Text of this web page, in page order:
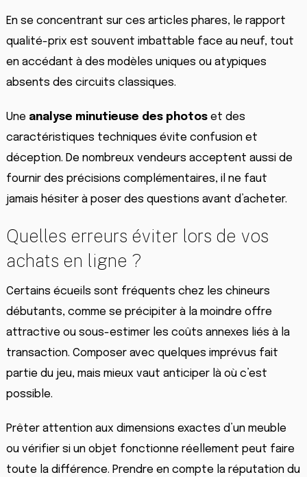
En se concentrant sur ces articles phares, le rapport
qualité-prix est souvent imbattable face au neuf, tout
en accédant à des modèles uniques ou atypiques
absents des circuits classiques.
Une analyse minutieuse des photoset des
caractéristiques techniques évite confusion et
déception. De nombreux vendeurs acceptent aussi de
fournir des précisions complémentaires, il ne faut
jamais hésiter à poser des questions avant d’acheter.
Quelles erreurs éviter lors de vos
achats en ligne ?
Certains écueils sont fréquents chez les chineurs
débutants, comme se précipiter à la moindre offre
attractive ou sous-estimer les coûts annexes liés à la
transaction. Composer avec quelques imprévus fait
partie du jeu, mais mieux vaut anticiper là où c’est
possible.
Prêter attention aux dimensions exactes d’un meuble
ou vérifier si un objet fonctionne réellement peut faire
toute la différence. Prendre en compte la réputation du